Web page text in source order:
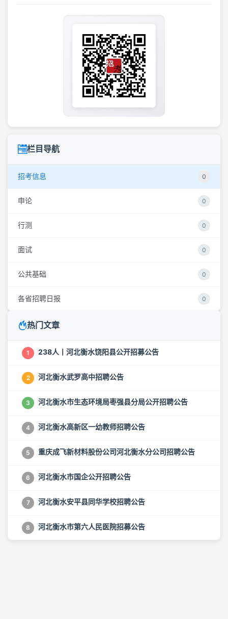
栏目导航
招考信息 0
申论 0
行测 0
面试 0
公共基础 0
各省招聘日报 0
热门文章
1 238人丨河北衡水饶阳县公开招募公告
2 河北衡水武罗高中招聘公告
3 河北衡水市生态环境局枣强县分局公开招聘公告
4 河北衡水高新区一幼教师招聘公告
5 重庆成飞新材料股份公司河北衡水分公司招聘公告
6 河北衡水市国企公开招聘公告
7 河北衡水安平县同华学校招聘公告
8 河北衡水市第六人民医院招募公告